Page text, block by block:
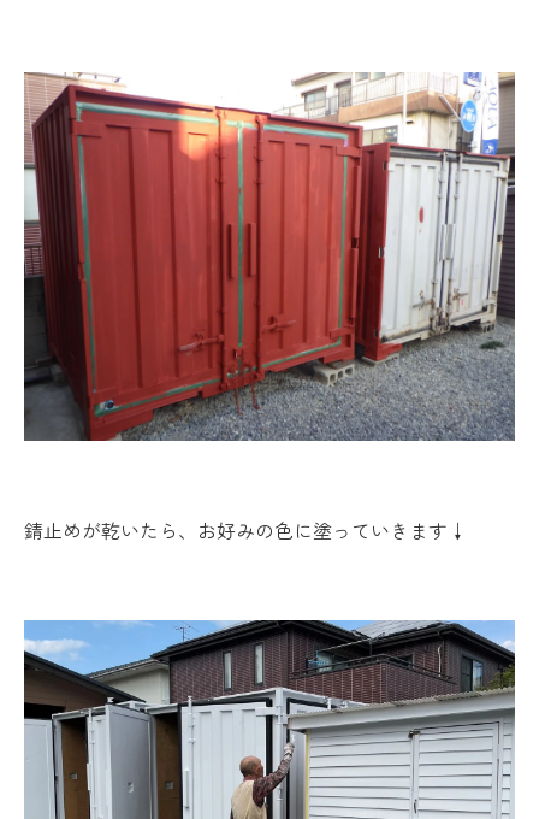
錆止めが乾いたら、お好みの色に塗っていきます↓